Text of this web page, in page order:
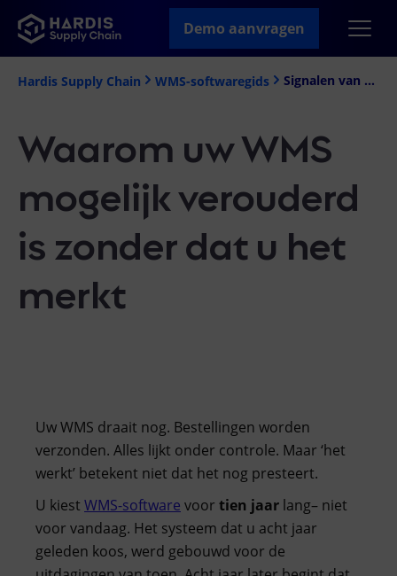
Demo aanvragen
Hardis Supply Chain WMS-softwaregids Signalen van veroudering
Waarom uw WMS
mogelijk verouderd
is zonder dat u het
merkt
Uw WMS draait nog. Bestellingen worden
verzonden. Alles lijkt onder controle. Maar ‘het
werkt’ betekent niet dat het nog presteert.
U kiest WMS-software voor tien jaar lang– niet
voor vandaag. Het systeem dat u acht jaar
geleden koos, werd gebouwd voor de